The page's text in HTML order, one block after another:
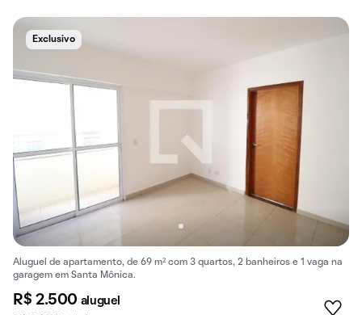
Exclusivo
Aluguel de apartamento, de 69 m² com 3 quartos, 2 banheiros e 1 vaga na
garagem em Santa Mônica.
R$ 2.500 aluguel